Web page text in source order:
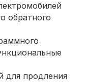
обратного
для продления